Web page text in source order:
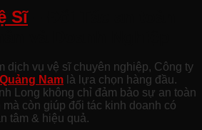
Sĩ– Đối Tác an toàn
dịch vụ vệ sĩ chuyên nghiệp, Công ty
Nam là lựa chọn hàng đầu.
Long không chỉ đảm bảo sự an toàn
còn giúp đối tác kinh doanh có
tâm & hiệu quả.